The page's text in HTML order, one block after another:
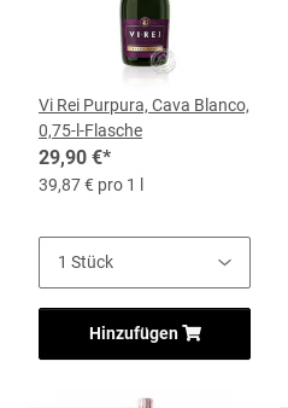
Vi Rei Purpura, Cava Blanco,
0,75-l-Flasche
29,90 €*
39,87 € pro 1 l
Hinzufügen